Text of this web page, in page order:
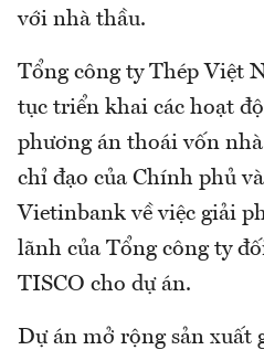
với nhà thầu.
Tổng công ty Thép Việt
tục triển khai các hoạt
phương án thoái vốn
chỉ đạo của Chính phủ
Vietinbank về việc giải
lãnh của Tổng công ty
TISCO cho dự án.
Dự án mở rộng sản xuất